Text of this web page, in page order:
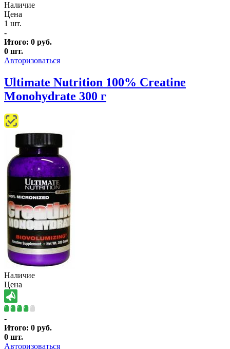
Наличие
Цена
1 шт.
-
Итого: 0 руб.
0 шт.
Авторизоваться
Ultimate Nutrition 100% Creatine
Monohydrate 300 г
Наличие
Цена
-
Итого: 0 руб.
0 шт.
Авторизоваться